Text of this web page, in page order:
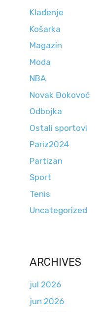
Klađenje
Košarka
Magazin
Moda
NBA
Novak Đokovoć
Odbojka
Ostali sportovi
Pariz2024
Partizan
Sport
Tenis
Uncategorized
ARCHIVES
jul 2026
jun 2026